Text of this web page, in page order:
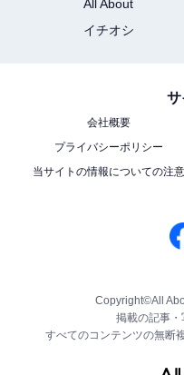
All About
イチオシ
サ
会社概要
プライバシーポリシー
当サイトの情報についての注意
Copyright©All
掲載の記事・
すべてのコンテンツの無断